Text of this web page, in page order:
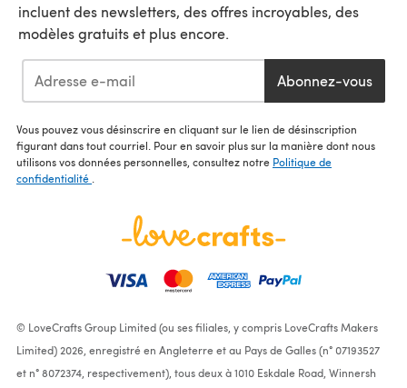
incluent des newsletters, des offres incroyables, des
modèles gratuits et plus encore.
Abonnez-vous
Vous pouvez vous désinscrire en cliquant sur le lien de désinscription
figurant dans tout courriel. Pour en savoir plus sur la manière dont nous
utilisons vos données personnelles, consultez notre Politique de
confidentialité
© LoveCrafts Group Limited (ou ses filiales, y compris LoveCrafts Makers
Limited) 2026, enregistré en Angleterre et au Pays de Galles (n° 07193527
et n° 8072374, respectivement), tous deux à 1010 Eskdale Road, Winnersh